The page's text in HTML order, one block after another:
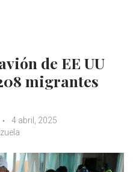
de EE UU
migrantes
4 abril, 2025